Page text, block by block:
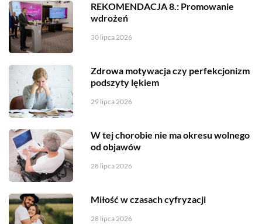
REKOMENDACJA 8.: Promowanie
wdrożeń
30 lipca 2026
Zdrowa motywacja czy perfekcjonizm
podszyty lękiem
29 lipca 2026
W tej chorobie nie ma okresu wolnego
od objawów
28 lipca 2026
Miłość w czasach cyfryzacji
28 lipca 2026